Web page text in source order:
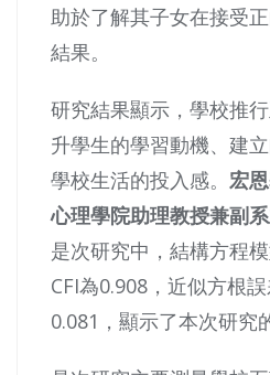
助於了解其子女在接受
結果。
研究結果顯示，學校推
升學生的學習動機、建
學校生活的投入感。 宏
心理學院助理教授兼副
是次研究中，結構方程
CFI為0.908，近似方根
0.081，顯示了本次研究